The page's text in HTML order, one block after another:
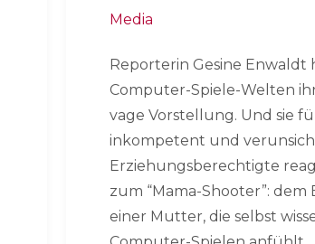
Media
Reporterin Gesine Enwaldt
Computer-Spiele-Welten
vage Vorstellung. Und sie
inkompetent und
Erziehungsberechtigte
zum “Mama-Shooter”:
einer Mutter, die selbst